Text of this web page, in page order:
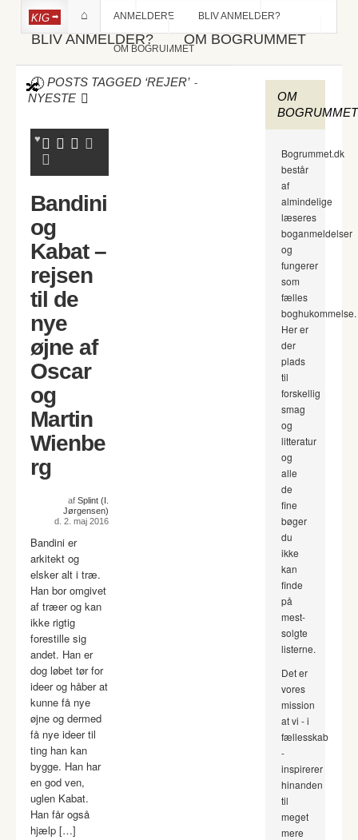
BLIV ANMELDER? OM BOGRUMMET
KIG ANMELDERE BLIV ANMELDER?
OM BOGRUMMET
POSTS TAGGED ‘REJER’ -
NYESTE
Bandini
og
Kabat –
rejsen
til de
nye
øjne af
Oscar
og
Martin
Wienbe
rg
af Splint (I.
Jørgensen)
d. 2. maj 2016
Bandini er
arkitekt og
elsker alt i træ.
Han bor omgivet
af træer og kan
ikke rigtig
forestille sig
andet. Han er
dog løbet tør for
ideer og håber at
kunne få nye
øjne og dermed
få nye ideer til
ting han kan
bygge. Han har
en god ven,
uglen Kabat.
Han får også
hjælp […]
OM
BOGRUMMET
Bogrummet.dk
består
af
almindelige
læseres
boganmeldelser
og
fungerer
som
fælles
boghukommelse.
Her er
der
plads
til
forskellig
smag
og
litteratur
og
alle
de
fine
bøger
du
ikke
kan
finde
på
mest-
solgte
listerne.
Det er
vores
mission
at vi - i
fællesskab
-
inspirerer
hinanden
til
meget
mere